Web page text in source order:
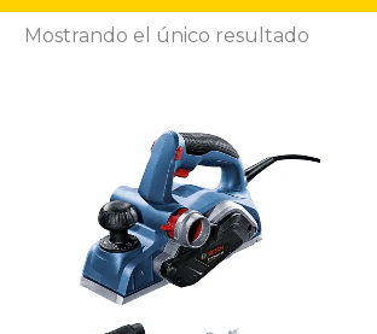
Mostrando el único resultado